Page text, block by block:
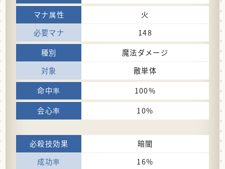
火
148
魔法ダメージ
敵単体
100%
10%
暗闇
16%